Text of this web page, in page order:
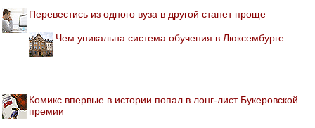
Перевестись из одного вуза в другой станет проще
Чем уникальна система обучения в Люксембурге
Комикс впервые в истории попал в лонг-лист Букеровской
премии